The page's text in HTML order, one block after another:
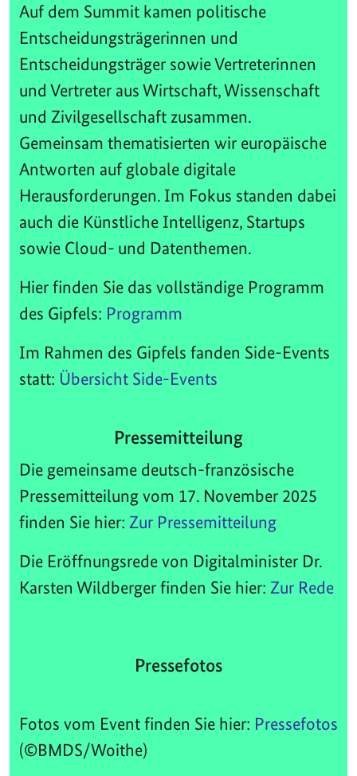
Auf dem Summit kamen politische
Entscheidungsträgerinnen und
Entscheidungsträger sowie Vertreterinnen
und Vertreter aus Wirtschaft, Wissenschaft
und Zivilgesellschaft zusammen.
Gemeinsam thematisierten wir europäische
Antworten auf globale digitale
Herausforderungen. Im Fokus standen dabei
auch die Künstliche Intelligenz, Startups
sowie Cloud- und Datenthemen.
Hier finden Sie das vollständige Programm
des Gipfels: Programm
Im Rahmen des Gipfels fanden Side-Events
statt: Übersicht Side-Events
Pressemitteilung
Die gemeinsame deutsch-französische
Pressemitteilung vom 17. November 2025
finden Sie hier: Zur Pressemitteilung
Die Eröffnungsrede von Digitalminister Dr.
Karsten Wildberger finden Sie hier: Zur Rede
Pressefotos
Fotos vom Event finden Sie hier: Pressefotos
(©BMDS/Woithe)